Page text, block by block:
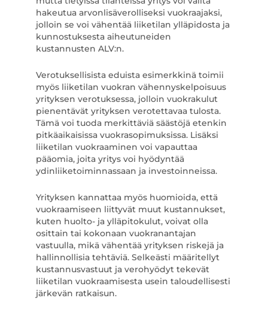
hakeutua arvonlisäverolliseksi vuokraajaksi,
jolloin se voi vähentää liiketilan ylläpidosta ja
kunnostuksesta aiheutuneiden
kustannusten ALV:n.
Verotuksellisista eduista esimerkkinä toimii
myös liiketilan vuokran vähennyskelpoisuus
yrityksen verotuksessa, jolloin vuokrakulut
pienentävät yrityksen verotettavaa tulosta.
Tämä voi tuoda merkittäviä säästöjä etenkin
pitkäaikaisissa vuokrasopimuksissa. Lisäksi
liiketilan vuokraaminen voi vapauttaa
pääomia, joita yritys voi hyödyntää
ydinliiketoiminnassaan ja investoinneissa.
Yrityksen kannattaa myös huomioida, että
vuokraamiseen liittyvät muut kustannukset,
kuten huolto- ja ylläpitokulut, voivat olla
osittain tai kokonaan vuokranantajan
vastuulla, mikä vähentää yrityksen riskejä ja
hallinnollisia tehtäviä. Selkeästi määritellyt
kustannusvastuut ja verohyödyt tekevät
liiketilan vuokraamisesta usein taloudellisesti
järkevän ratkaisun.